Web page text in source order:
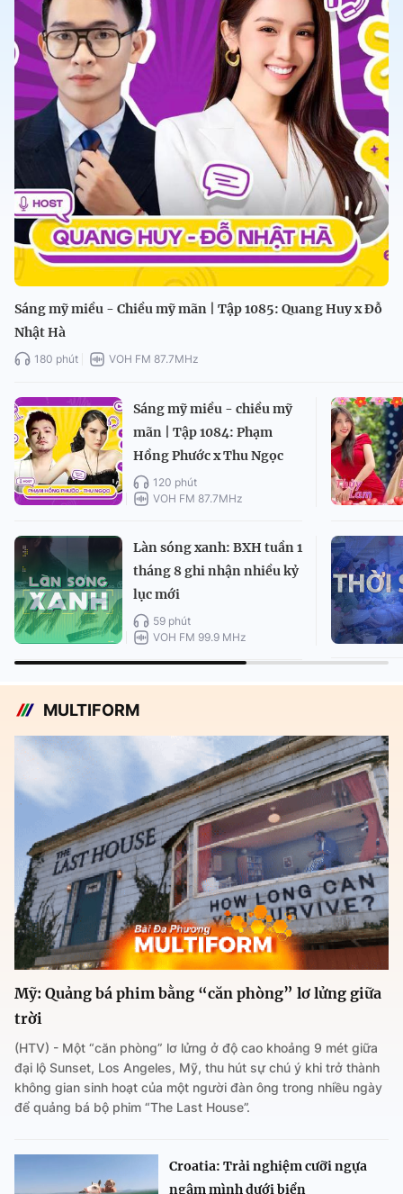
Sáng mỹ miều - Chiều mỹ mãn | Tập 1085: Quang Huy x Đỗ
Nhật Hà
180 phút VOH FM 87.7MHz
Sáng mỹ miều - chiều mỹ
mãn | Tập 1084: Phạm
Hồng Phước x Thu Ngọc
120 phút
VOH FM 87.7MHz
Làn sóng xanh: BXH tuần 1
tháng 8 ghi nhận nhiều kỷ
lục mới
59 phút
VOH FM 99.9 MHz
MULTIFORM
Mỹ: Quảng bá phim bằng “căn phòng” lơ lửng giữa
trời
(HTV) - Một “căn phòng” lơ lửng ở độ cao khoảng 9 mét giữa
đại lộ Sunset, Los Angeles, Mỹ, thu hút sự chú ý khi trở thành
không gian sinh hoạt của một người đàn ông trong nhiều ngày
để quảng bá bộ phim “The Last House”.
Croatia: Trải nghiệm cưỡi ngựa
ngâm mình dưới biển